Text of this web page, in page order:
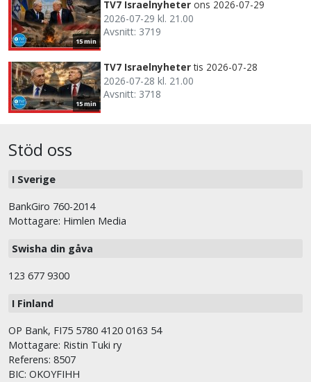
15 min
TV7 Israelnyheter ons 2026-07-29
2026-07-29 kl. 21.00
Avsnitt: 3719
15 min
TV7 Israelnyheter tis 2026-07-28
2026-07-28 kl. 21.00
Avsnitt: 3718
Stöd oss
I Sverige
BankGiro 760-2014
Mottagare: Himlen Media
Swisha din gåva
123 677 9300
I Finland
OP Bank, FI75 5780 4120 0163 54
Mottagare: Ristin Tuki ry
Referens: 8507
BIC: OKOYFIHH